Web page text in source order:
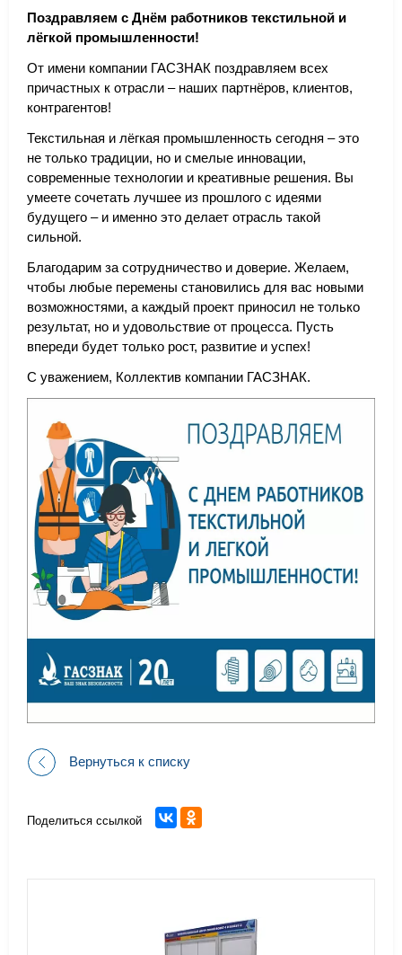
Поздравляем с Днём работников текстильной и
лёгкой промышленности!
От имени компании ГАСЗНАК поздравляем всех
причастных к отрасли – наших партнёров, клиентов,
контрагентов!
Текстильная и лёгкая промышленность сегодня – это
не только традиции, но и смелые инновации,
современные технологии и креативные решения. Вы
умеете сочетать лучшее из прошлого с идеями
будущего – и именно это делает отрасль такой
сильной.
Благодарим за сотрудничество и доверие. Желаем,
чтобы любые перемены становились для вас новыми
возможностями, а каждый проект приносил не только
результат, но и удовольствие от процесса. Пусть
впереди будет только рост, развитие и успех!
С уважением, Коллектив компании ГАСЗНАК.
Вернуться к списку
Поделиться ссылкой